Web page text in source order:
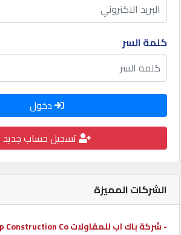
كيو
مزاد
كيو
نمبر
كارز
كيو
ماركت
كلمة السر
دخول
تسجيل حساب جديد
الشركات المميزة
- شركة باك اب للمقاولات Back Up Construction Co